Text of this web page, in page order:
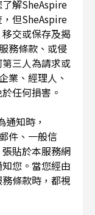
解SheAspire
但SheAspire
交或保存及揭
務條款、或侵
三人為請求或
業、經理人、
任何損害。
知時，
件、一般信
貼於本服務網
您。當您經由
條款時，都視